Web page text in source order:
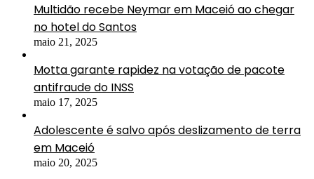
Multidão recebe Neymar em Maceió ao chegar
no hotel do Santos
maio 21, 2025
Motta garante rapidez na votação de pacote
antifraude do INSS
maio 17, 2025
Adolescente é salvo após deslizamento de terra
em Maceió
maio 20, 2025